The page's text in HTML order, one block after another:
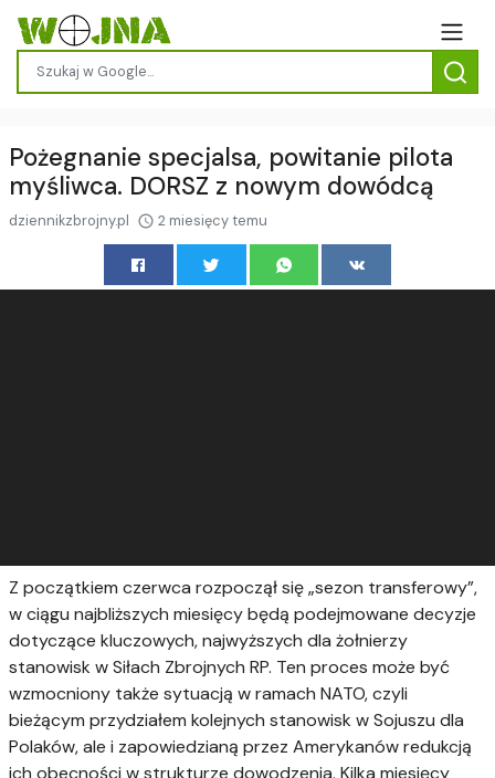
Pożegnanie specjalsa, powitanie pilota
myśliwca. DORSZ z nowym dowódcą
dziennikzbrojny.pl 2 miesięcy temu
Z początkiem czerwca rozpoczął się „sezon transferowy”,
w ciągu najbliższych miesięcy będą podejmowane decyzje
dotyczące kluczowych, najwyższych dla żołnierzy
stanowisk w Siłach Zbrojnych RP. Ten proces może być
wzmocniony także sytuacją w ramach NATO, czyli
bieżącym przydziałem kolejnych stanowisk w Sojuszu dla
Polaków, ale i zapowiedzianą przez Amerykanów redukcją
ich obecności w strukturze dowodzenia. Kilka miesięcy